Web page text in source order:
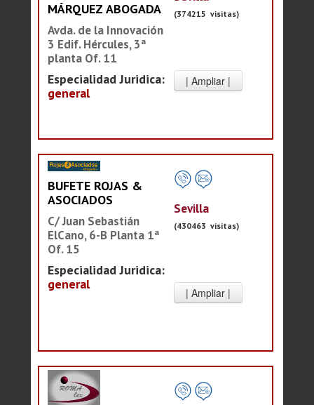
MÁRQUEZ ABOGADA
Avda. de la Innovación
3 Edif. Hércules, 3ª
planta Of. 11
Especialidad Juridica:
general
(374215 visitas)
BUFETE ROJAS &
ASOCIADOS
C/ Juan Sebastián
ElCano, 6-B Planta 1ª
Of. 15
Especialidad Juridica:
general
Sevilla
(430463 visitas)